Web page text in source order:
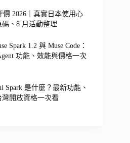
價 2026｜真實日本使用心
、8 月活動整理
Spark 1.2 與 Muse Code：
功能、效能與價格一次
Spark 是什麼？最新功能、
開放資格一次看